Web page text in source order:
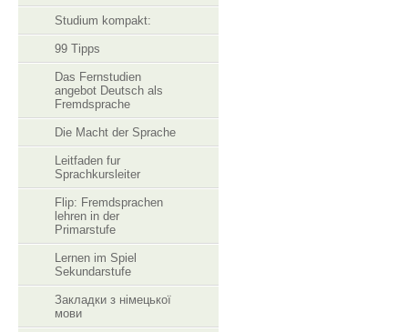
Studium kompakt:
99 Tipps
Das Fernstudien
angebot Deutsch als
Fremdsprache
Die Macht der Sprache
Leitfaden fur
Sprachkursleiter
Flip: Fremdsprachen
lehren in der
Primarstufe
Lernen im Spiel
Sekundarstufe
Закладки з німецької
мови